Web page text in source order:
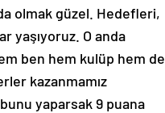
olmak güzel. Hedefleri,
yaşıyoruz. O anda
ben hem kulüp hem de
kazanmamız
yaparsak 9 puana